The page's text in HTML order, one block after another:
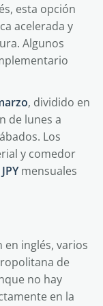
esta opción
acelerada y
Algunos
, dividido en
de lunes a
Los
y comedor
mensuales
inglés, varios
de
no hay
en la